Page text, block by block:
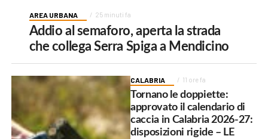
AREA URBANA 25 minuti fa
Addio al semaforo, aperta la strada
che collega Serra Spiga a Mendicino
CALABRIA 11 ore fa
Tornano le doppiette:
approvato il calendario di
caccia in Calabria 2026-27:
disposizioni rigide – LE